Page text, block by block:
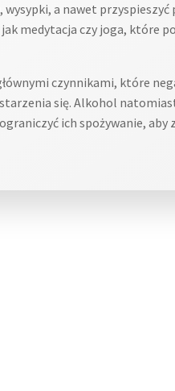
a nawet
medytacja czy joga, które
czynnikami, które
się. Alkohol
ich spożywanie, aby